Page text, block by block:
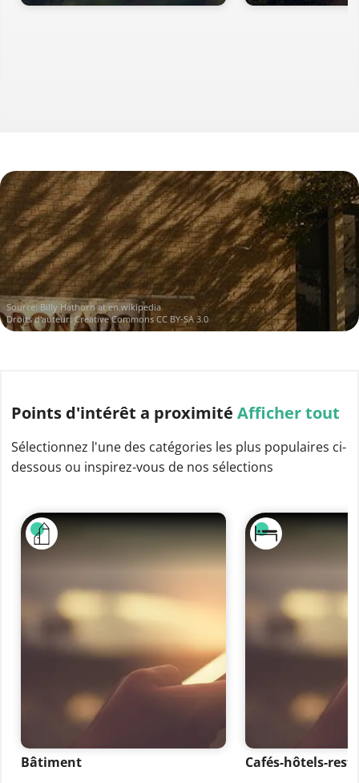
Source: Billy Hathorn at en.wikipedia
Droits d'auteur:Creative Commons CC BY-SA 3.0
Points d'intérêt a proximité Afficher tout
Sélectionnez l'une des catégories les plus populaires ci-
dessous ou inspirez-vous de nos sélections
Bâtiment Cafés-hôtels-